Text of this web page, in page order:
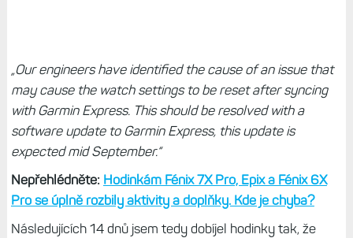
„Our engineers have identified the cause of an issue that
may cause the watch settings to be reset after syncing
with Garmin Express. This should be resolved with a
software update to Garmin Express, this update is
expected mid September.“
Nepřehlédněte: Hodinkám Fénix 7X Pro, Epix a Fénix 6X
Pro se úplně rozbily aktivity a doplňky. Kde je chyba?
Následujících 14 dnů jsem tedy dobíjel hodinky tak, že